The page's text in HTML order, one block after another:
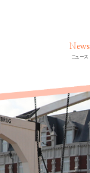
News
ニュース